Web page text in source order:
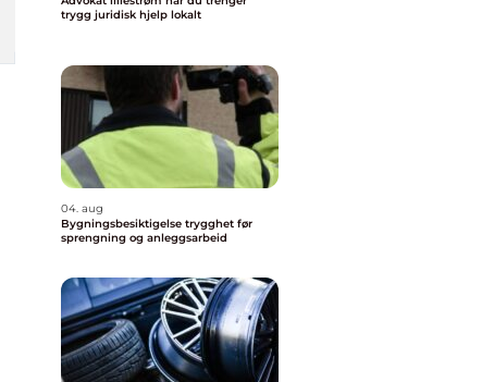
trygg juridisk hjelp lokalt
04. aug
Bygningsbesiktigelse trygghet før
sprengning og anleggsarbeid